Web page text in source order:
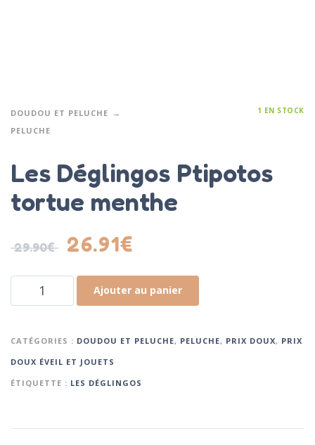
DOUDOU ET PELUCHE
PELUCHE
1 EN STOCK
Les Déglingos Ptipotos
tortue menthe
29.90€ 26.91€
Ajouter au panier
CATÉGORIES : DOUDOU ET PELUCHE, PELUCHE, PRIX DOUX, PRIX
DOUX ÉVEIL ET JOUETS
ÉTIQUETTE : LES DÉGLINGOS